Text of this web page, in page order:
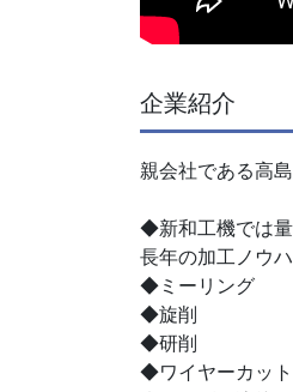
企業紹介
親会社である高
◆新和工機では量
長年の加工ノウ
◆ミーリング
◆旋削
◆研削
◆ワイヤーカッ